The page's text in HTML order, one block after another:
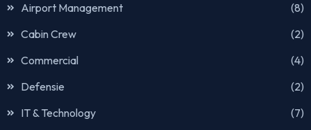
Airport Management
(8)
Cabin Crew
(2)
Commercial
(4)
Defensie
(2)
IT & Technology
(7)